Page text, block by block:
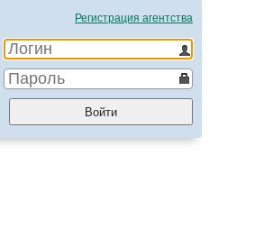
Регистрация агентства
Войти